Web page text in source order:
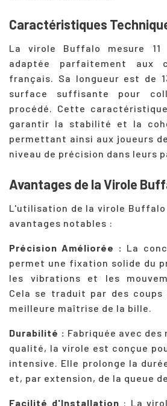
Caractéristiques
La virole Buffalo mesure 11
adaptée parfaitement aux
français. Sa longueur est de
surface suffisante pour
procédé. Cette
garantir la stabilité et la
permettant ainsi aux joueurs
niveau de précision dans leurs
Avantages de la Virole
L'utilisation de la virole
avantages notables :
Précision Améliorée : La
permet une fixation solide du
les vibrations et les
Cela se traduit par des
meilleure maîtrise de la bille.
Durabilité : Fabriquée avec
qualité, la virole est conçue
intensive. Elle prolonge la
et, par extension, de la queue
Facilité d'Installation : La